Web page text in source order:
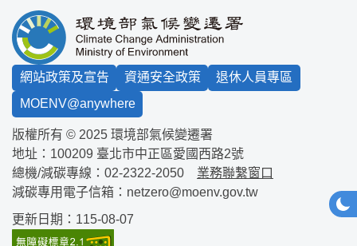
網站政策及宣告 資通安全政策
退休人員專區
MOENV@anywhere
版權所有 © 2025 環境部氣候變遷署
地址：100209 臺北市中正區愛國西路2號
總機/減碳專線： 02-2322-2050
業務聯繫窗口
減碳專用電子信箱： netzero@moenv.gov.tw
更新日期：115-08-07
網站
深